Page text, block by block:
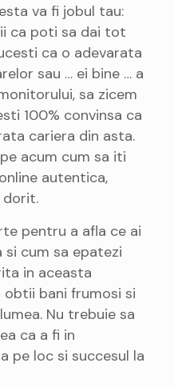
va fi jobul tau:
ca poti sa dai tot
ca o adevarata
sau … ei bine … a
sa zicem
100% convinsa ca
cariera din asta.
acum cum sa iti
autentica,
dorit.
pentru a afla ce ai
cum sa epatezi
in aceasta
obtii bani frumosi si
Nu trebuie sa
ca a fi in
pe loc si succesul la